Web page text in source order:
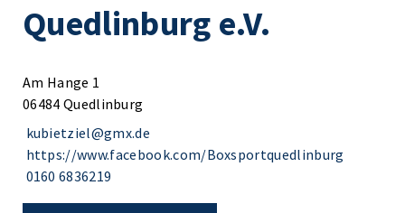
Quedlinburg e.V.
Am Hange 1
06484 Quedlinburg
kubietziel@gmx.de
https://www.facebook.com/Boxsportquedlinburg
0160 6836219